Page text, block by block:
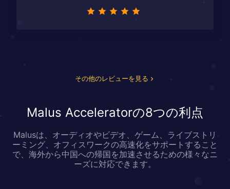
その他のレビューを見る
Malus Acceleratorの8つの利点
Malusは、オーディオやビデオ、ゲーム、ライブストリ
ーミング、オフィスワークの高速化をサポートすること
で、海外から中国への帰国を加速させるための様々なニ
ーズに対応できます。